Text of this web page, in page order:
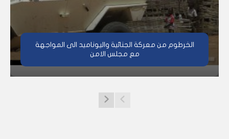
الخرطوم من معركة الجنائية واليوناميد الى المواجهة
مع مجلس الامن